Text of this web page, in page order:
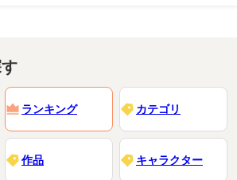
ランキング カテゴリ
作品 キャラクター